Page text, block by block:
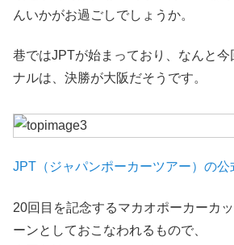
んいかがお過ごしでしょうか。
巷ではJPTが始まっており、なんと今
ナルは、決勝が大阪だそうです。
JPT（ジャパンポーカーツアー）の公
20回目を記念するマカオポーカーカ
ーンとしておこなわれるもので、